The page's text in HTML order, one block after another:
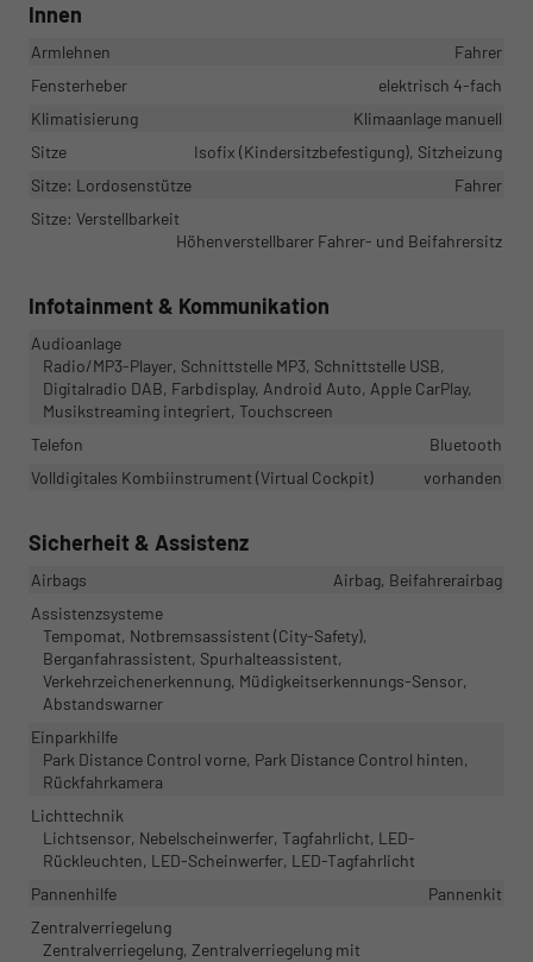
Innen
Armlehnen
Fahrer
Fensterheber
elektrisch 4-fach
Klimatisierung
Klimaanlage manuell
Sitze
Isofix (Kindersitzbefestigung), Sitzheizung
Sitze: Lordosenstütze
Fahrer
Sitze: Verstellbarkeit
Höhenverstellbarer Fahrer- und Beifahrersitz
Infotainment & Kommunikation
Audioanlage
Radio/MP3-Player, Schnittstelle MP3, Schnittstelle USB,
Digitalradio DAB, Farbdisplay, Android Auto, Apple CarPlay,
Musikstreaming integriert, Touchscreen
Telefon
Bluetooth
Volldigitales Kombiinstrument (Virtual Cockpit)
vorhanden
Sicherheit & Assistenz
Airbags
Airbag, Beifahrerairbag
Assistenzsysteme
Tempomat, Notbremsassistent (City-Safety),
Berganfahrassistent, Spurhalteassistent,
Verkehrzeichenerkennung, Müdigkeitserkennungs-Sensor,
Abstandswarner
Einparkhilfe
Park Distance Control vorne, Park Distance Control hinten,
Rückfahrkamera
Lichttechnik
Lichtsensor, Nebelscheinwerfer, Tagfahrlicht, LED-
Rückleuchten, LED-Scheinwerfer, LED-Tagfahrlicht
Pannenhilfe
Pannenkit
Zentralverriegelung
Zentralverriegelung, Zentralverriegelung mit